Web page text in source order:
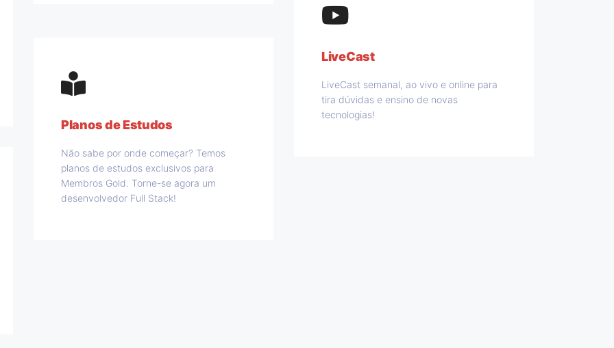
Planos de Estudos
Não sabe por onde começar? Temos
planos de estudos exclusivos para
Membros Gold. Torne-se agora um
desenvolvedor Full Stack!
LiveCast
LiveCast semanal, ao vivo e online para
tira dúvidas e ensino de novas
tecnologias!